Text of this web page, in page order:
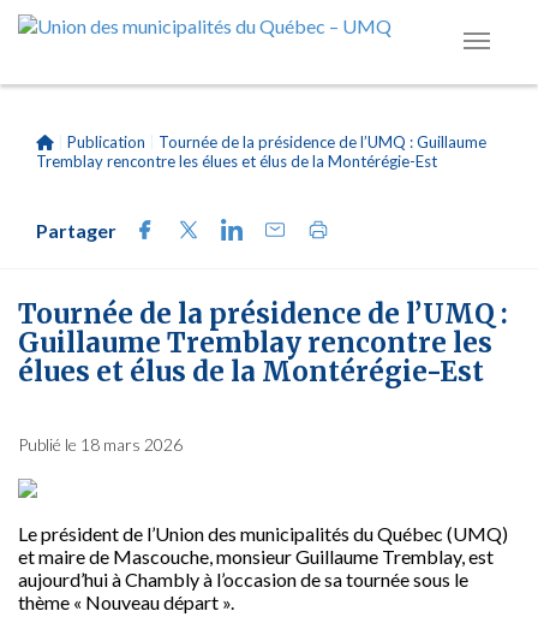
Publication
Tournée de la présidence de l’UMQ : Guillaume
Tremblay rencontre les élues et élus de la Montérégie-Est
Partager
Tournée de la présidence de l’UMQ :
Guillaume Tremblay rencontre les
élues et élus de la Montérégie-Est
Publié le 18 mars 2026
Le président de l’Union des municipalités du Québec (UMQ)
et maire de Mascouche, monsieur Guillaume Tremblay, est
aujourd’hui à Chambly à l’occasion de sa tournée sous le
thème « Nouveau départ ».